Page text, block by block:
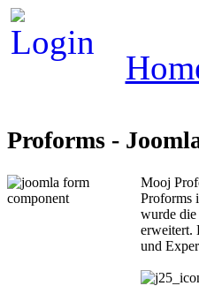
Proforms -
Mooj
Proforms
wurde
erweitert.
und